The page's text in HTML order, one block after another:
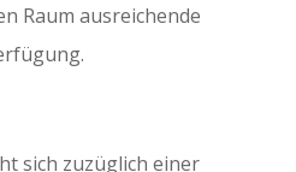
Raum ausreichende
sich zuzüglich einer